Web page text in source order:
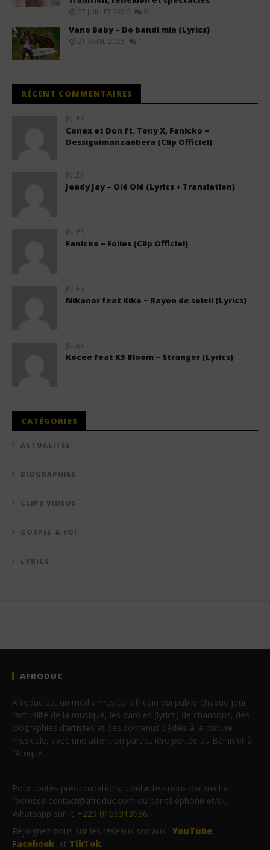
27 JUILLET 2026 0
Vano Baby – Do bandi min (Lyrics)
21 AVRIL 2025 1
RÉCENT COMMENTAIRES
JULES
Conex et Don ft. Tony X, Fanicko –
Dessiguimanzanbera (Clip Officiel)
JULES
Jeady Jay – Olé Olé (Lyrics + Translation)
JULES
Fanicko – Folies (Clip Officiel)
JULES
Nikanor feat Kiko – Rayon de soleil (Lyrics)
JULES
Kocee feat KS Bloom – Stranger (Lyrics)
CATÉGORIES
ACTUALITÉS
BIOGRAPHIES
CLIPS VIDÉOS
GOSPEL & FOI
LYRICS
AFRODUC
Afroduc est un média musical africain qui publie chaque jour
l’actualité de la musique, les paroles (lyrics) de chansons, des
biographies d’artistes et des contenus dédiés à la culture
musicale, avec une attention particulière portée au Bénin et à
l’Afrique.
Pour toutes préoccupations, contactez-nous par mail à
l’adresse contact@afroduc.com ou par téléphone et/ou
Whatsapp sur le +229 0166313636.
Rejoignez-nous sur les réseaux sociaux : YouTube,
Facebook et TikTok.